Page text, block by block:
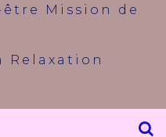
Mission de
Relaxation